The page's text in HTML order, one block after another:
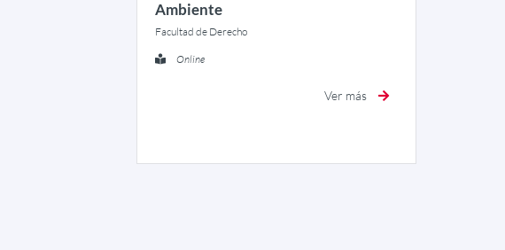
Ambiente
Facultad de Derecho
Online
Ver más